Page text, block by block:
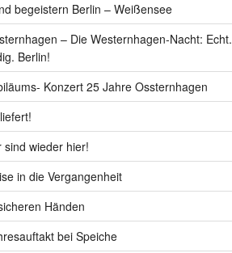
begeistern Berlin – Weißensee
– Die Westernhagen-Nacht: Echt.
Berlin!
Konzert 25 Jahre Ossternhagen
sind wieder hier!
in die Vergangenheit
Händen
bei Speiche